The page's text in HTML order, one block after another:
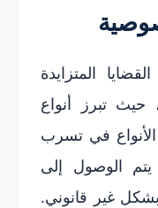
المتزايدة
تبرز أنواع
في تسرب
يتم الوصول إلى
غير قانوني.